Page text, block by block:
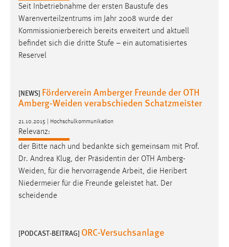
Seit Inbetriebnahme der ersten Baustufe des
Warenverteilzentrums im Jahr 2008 wurde der
Kommissionierbereich bereits erweitert und aktuell
befindet sich die dritte Stufe – ein automatisiertes
Reservel
[NEWS] Förderverein Amberger Freunde der OTH
Amberg-Weiden verabschieden Schatzmeister
21.10.2015 | Hochschulkommunikation
Relevanz:
der Bitte nach und bedankte sich gemeinsam mit Prof.
Dr. Andrea Klug, der Präsidentin der OTH Amberg-
Weiden, für die hervorragende Arbeit, die Heribert
Niedermeier für die Freunde geleistet hat. Der
scheidende
[PODCAST-BEITRAG] ORC-Versuchsanlage
Zweck:
Zugriffsstatistik
Cookie Laufzeit:
Max. 13 Monate
MARKETING
verwendet, um personalisierte Werbung anzuzeigen.
Sie tun dies, indem sie Besucher über Websites
hinweg verfolgen.
Google Ads
Name:
Google Ireland Limited